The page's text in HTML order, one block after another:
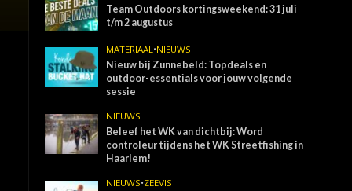
Team Outdoors kortingsweekend: 31 juli
t/m 2 augustus
MATERIAAL •NIEUWS
Nieuw bij Zunnebeld: Topdeals en
outdoor-essentials voor jouw volgende
sessie
NIEUWS
Beleef het WK van dichtbij: Word
controleur tijdens het WK Streetfishing in
Haarlem!
NIEUWS•ZEEVIS